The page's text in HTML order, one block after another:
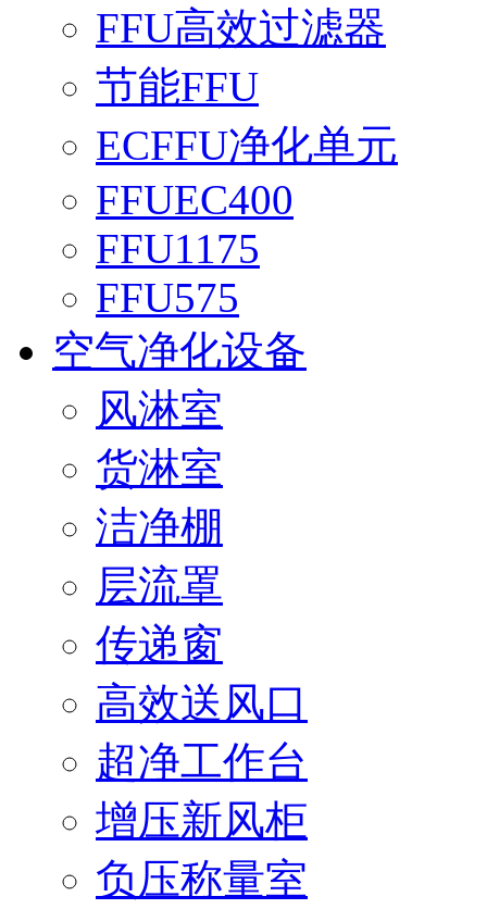
FFU高效过滤器
节能FFU
ECFFU净化单元
FFUEC400
FFU1175
FFU575
空气净化设备
风淋室
货淋室
洁净棚
层流罩
传递窗
高效送风口
超净工作台
增压新风柜
负压称量室